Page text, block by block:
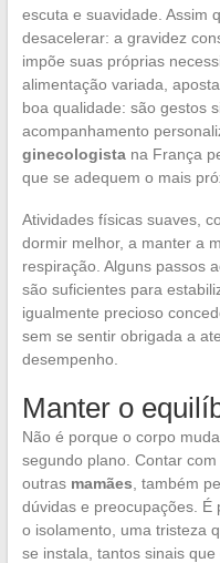
escuta e suavidade. Assim
desacelerar: a gravidez
impõe suas próprias
alimentação variada,
boa qualidade: são gestos
acompanhamento
ginecologistana França
que se adequem o mais
Atividades físicas suaves,
dormir melhor, a manter a
respiração. Alguns passos
são suficientes para
igualmente precioso
sem se sentir obrigada a
desempenho.
Manter o
Não é porque o corpo
segundo plano. Contar
outras mamães , também
dúvidas e preocupações. É
o isolamento, uma tristeza
se instala, tantos sinais